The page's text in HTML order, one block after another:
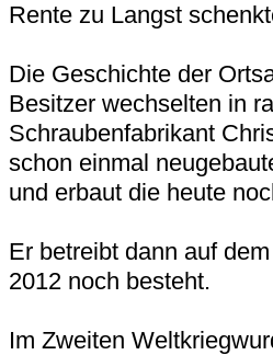
Rente zu Langst
Die Geschichte der
Besitzer wechselten in
Schraubenfabrikant
schon einmal
und erbaut die heute
Er betreibt dann auf
2012 noch besteht.
Im Zweiten